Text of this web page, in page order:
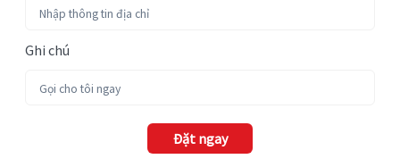
Ghi chú
Đặt ngay